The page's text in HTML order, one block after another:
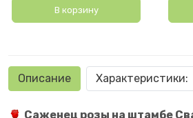
В корзину
Описание Характеристики:
Саженец розы на штамбе